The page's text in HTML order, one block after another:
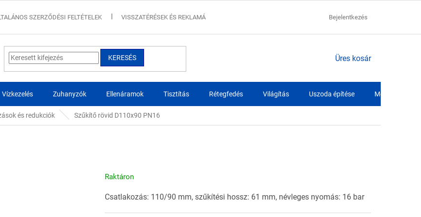
SZERZŐDÉSI FELTÉTELEK VISSZATÉRÉSEK ÉS REKLAMÁCIÓK SZÁLLÍTÁSI FELTÉTELEK
Bejelentkezés
KERESÉS KOSÁR
Üres kosár
Vízkezelés Zuhanyzók Ellenáramok Tisztítás Rétegfedés Világítás Uszoda építése Medence fóliák
és redukciók Szűkítő rövid D110x90 PN16
Raktáron
Csatlakozás: 110/90 mm, szűkítési hossz: 61 mm, névleges nyomás: 16 bar